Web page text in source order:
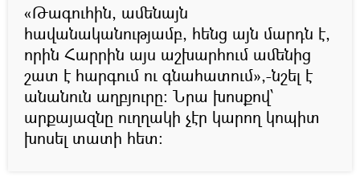
«Թագուհին, ամենայն
հավանականությամբ, հենց այն մարդն է,
որին Հարրին այս աշխարհում ամենից
շատ է հարգում ու գնահատում»,-նշել է
անանուն աղբյուրը։ Նրա խոսքով՝
արքայազնը ուղղակի չէր կարող կոպիտ
խոսել տատի հետ։